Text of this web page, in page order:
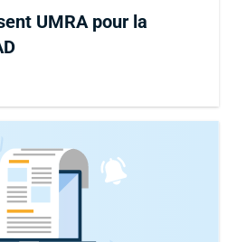
UMRA pour la